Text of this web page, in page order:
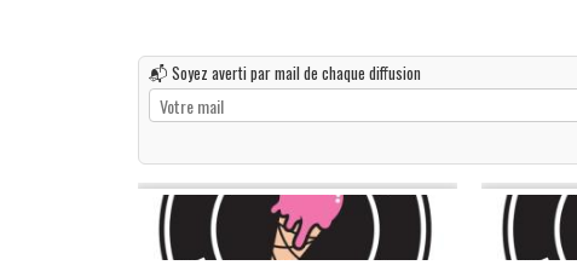
📬 Soyez averti par mail de chaque diffusion